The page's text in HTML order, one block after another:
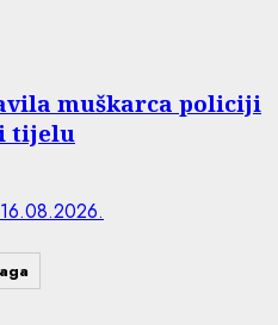
muškarca policiji
tijelu